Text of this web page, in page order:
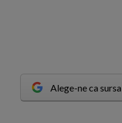
Alege-ne ca